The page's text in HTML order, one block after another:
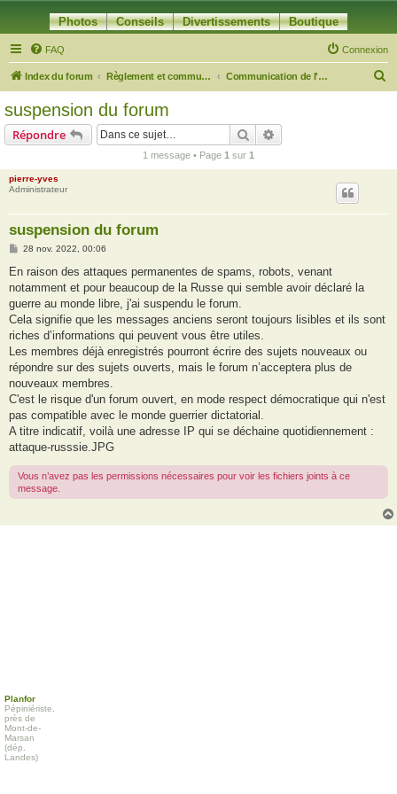
Photos Conseils Divertissements Boutique
FAQ Connexion
Index du forum Règlement et communication du forum Communication de l'équipe
suspension du forum
Répondre Rechercher
1 message • Page 1 sur 1
pierre-yves
Administrateur
suspension du forum
M
s
a
g
28 nov. 2022, 00:06
En raison des attaques permanentes de spams, robots, venant
notamment et pour beaucoup de la Russe qui semble avoir déclaré la
guerre au monde libre, j'ai suspendu le forum.
Cela signifie que les messages anciens seront toujours lisibles et ils sont
riches d’informations qui peuvent vous être utiles.
Les membres déjà enregistrés pourront écrire des sujets nouveaux ou
répondre sur des sujets ouverts, mais le forum n’acceptera plus de
nouveaux membres.
C'est le risque d'un forum ouvert, en mode respect démocratique qui n'est
pas compatible avec le monde guerrier dictatorial.
A titre indicatif, voilà une adresse IP qui se déchaine quotidiennement :
attaque-russsie.JPG
Vous n’avez pas les permissions nécessaires pour voir les fichiers joints à ce
message.
Planfor
Pépiniériste,
près de
Mont-de-
Marsan
(dép.
Landes)